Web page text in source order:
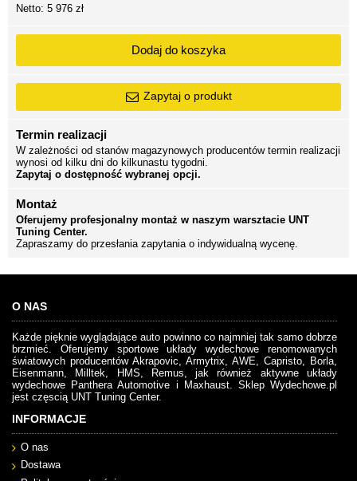
Netto: 5 976 zł
Dodaj do koszyka
Zapytaj o produkt
Termin realizacji
W zależności od stanów magazynowych producentów termin realizacji
wynosi od kilku dni do kilkunastu tygodni.
Zapytaj o dostępność wybranej opcji.
Montaż
Oferujemy profesjonalny montaż w naszym warsztacie UNT
Tuning Center.
Zapraszamy do przesłania zapytania o indywidualną wycenę.
O NAS
Każde pięknie wyglądające auto powinno co najmniej tak samo dobrze
brzmieć. Oferujemy sportowe układy wydechowe renomowanych
światowych producentów Akrapovic, Armytrix, AWE, Capristo, Borla,
Eisenmann, Milltek, HMS, Remus, jak również aktywne układy
wydechowe Panthera Automotive i Maxhaust. Sklep Wydechowe.pl
jest częscią UNT Tuning Center.
INFORMACJE
O nas
Dostawa